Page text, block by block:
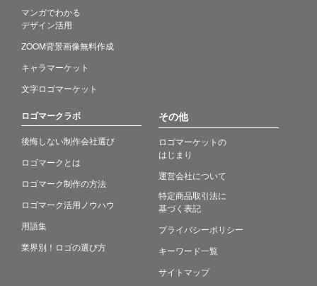
マンガでわかる
デザイン活用
ZOOM背景画像無料作成
キャラマーケット
文字ロゴマーケット
ロゴマークラボ
後悔しない制作会社選び
ロゴマークとは
ロゴマーク制作の方法
ロゴマーク活用ノウハウ
用語集
業界別！ロゴの選び方
その他
ロゴマーケットの
はじまり
運営会社について
特定商品取引法に
基づく表記
プライバシーポリシー
キーワード一覧
サイトマップ